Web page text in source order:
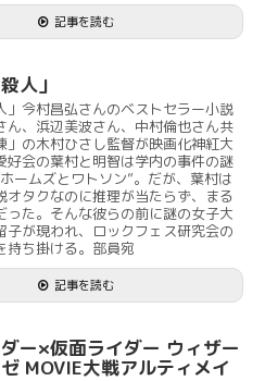
記事を読む
人」
」今村昌弘さんのベストセラー小説
ん、浜辺美波さん、中村倫也さん共
」の木村ひさし監督が映画化神紅大
好会の葉村と明智は学内の事件の謎
ームズとワトソン”。だが、葉村は
オタクなのに推理が当たらず、まる
った。そんな彼らの前に謎の女子大
子が現われ、ロックフェス研究会の
持ち掛ける。部員宛
記事を読む
ダー×仮面ライダー ウィザー
MOVIE大戦アルティメイ